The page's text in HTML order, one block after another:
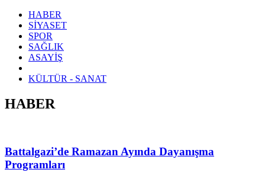
HABER
SİYASET
SPOR
SAĞLIK
ASAYİŞ
KÜLTÜR - SANAT
HABER
Battalgazi’de Ramazan Ayında Dayanışma
Programları